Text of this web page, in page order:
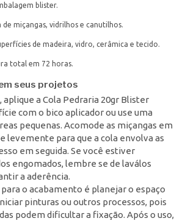
blister.
miçangas, vidrilhos e canutilhos.
de madeira, vidro, cerâmica e tecido.
total em 72 horas.
seus projetos
a Cola Pedraria 20gr Blister
com o bico aplicador ou use uma
pequenas. Acomode as miçangas em
levemente para que a cola envolva as
em seguida. Se você estiver
engomados, lembre se de laválos
a aderência.
o acabamento é planejar o espaço
pinturas ou outros processos, pois
podem dificultar a fixação. Após o uso,